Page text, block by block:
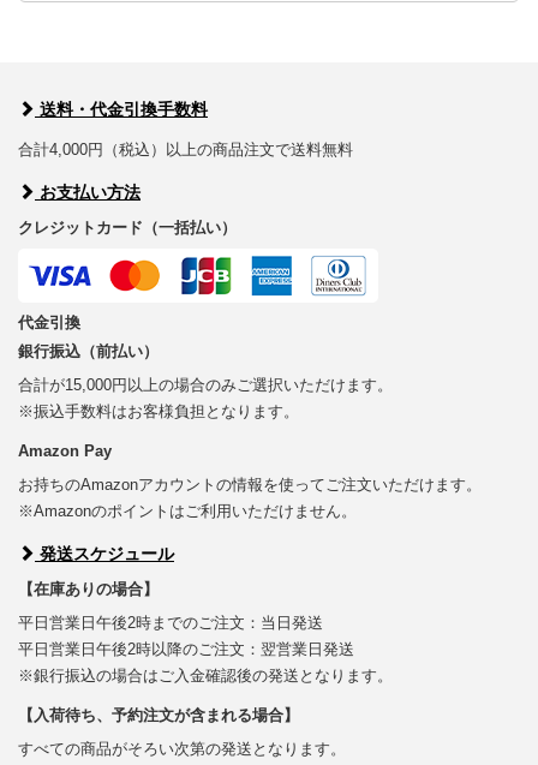
送料・代金引換手数料
合計4,000円（税込）以上の商品注文で送料無料
お支払い方法
クレジットカード（一括払い）
代金引換
銀行振込（前払い）
合計が15,000円以上の場合のみご選択いただけます。
※振込手数料はお客様負担となります。
Amazon Pay
お持ちのAmazonアカウントの情報を使ってご注文いただけます。
※Amazonのポイントはご利用いただけません。
発送スケジュール
【在庫ありの場合】
平日営業日午後2時までのご注文：当日発送
平日営業日午後2時以降のご注文：翌営業日発送
※銀行振込の場合はご入金確認後の発送となります。
【入荷待ち、予約注文が含まれる場合】
すべての商品がそろい次第の発送となります。